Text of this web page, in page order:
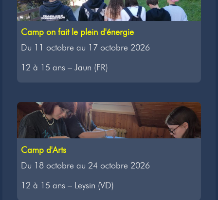
Camp on fait le plein d'énergie
Du 11 octobre au 17 octobre 2026
12 à 15 ans – Jaun (FR)
Camp d'Arts
Du 18 octobre au 24 octobre 2026
12 à 15 ans – Leysin (VD)